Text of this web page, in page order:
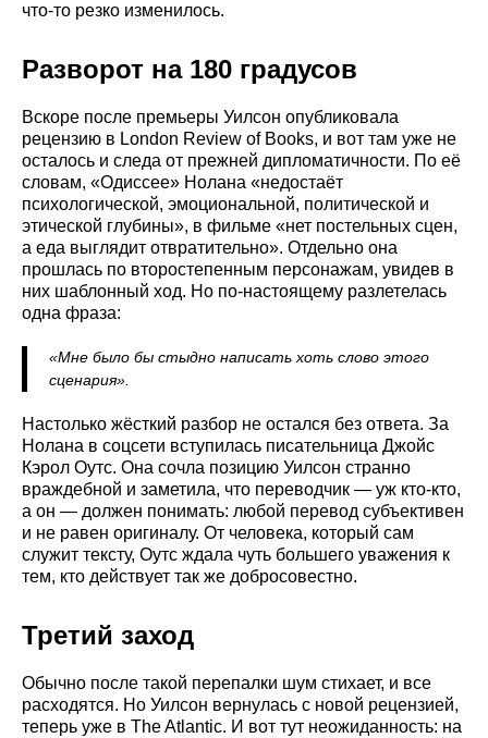
что-то резко изменилось.
Разворот на 180 градусов
Вскоре после премьеры Уилсон опубликовала
рецензию в London Review of Books, и вот там уже не
осталось и следа от прежней дипломатичности. По её
словам, «Одиссее» Нолана «недостаёт
психологической, эмоциональной, политической и
этической глубины», в фильме «нет постельных сцен,
а еда выглядит отвратительно». Отдельно она
прошлась по второстепенным персонажам, увидев в
них шаблонный ход. Но по-настоящему разлетелась
одна фраза:
«Мне было бы стыдно написать хоть слово этого
сценария».
Настолько жёсткий разбор не остался без ответа. За
Нолана в соцсети вступилась писательница Джойс
Кэрол Оутс. Она сочла позицию Уилсон странно
враждебной и заметила, что переводчик — уж кто-кто,
а он — должен понимать: любой перевод субъективен
и не равен оригиналу. От человека, который сам
служит тексту, Оутс ждала чуть большего уважения к
тем, кто действует так же добросовестно.
Третий заход
Обычно после такой перепалки шум стихает, и все
расходятся. Но Уилсон вернулась с новой рецензией,
теперь уже в The Atlantic. И вот тут неожиданность: на